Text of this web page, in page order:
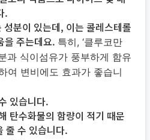
.
성분이 있는데, 이는 콜레스테롤
을 주는데요. 특히, ‘클루코만
과 식이섬유가 풍부하게 함유
여 변비에도 효과가 좋습니
있습니다.
탄수화물의 함량이 적기 때문
줄 수 있습니다.